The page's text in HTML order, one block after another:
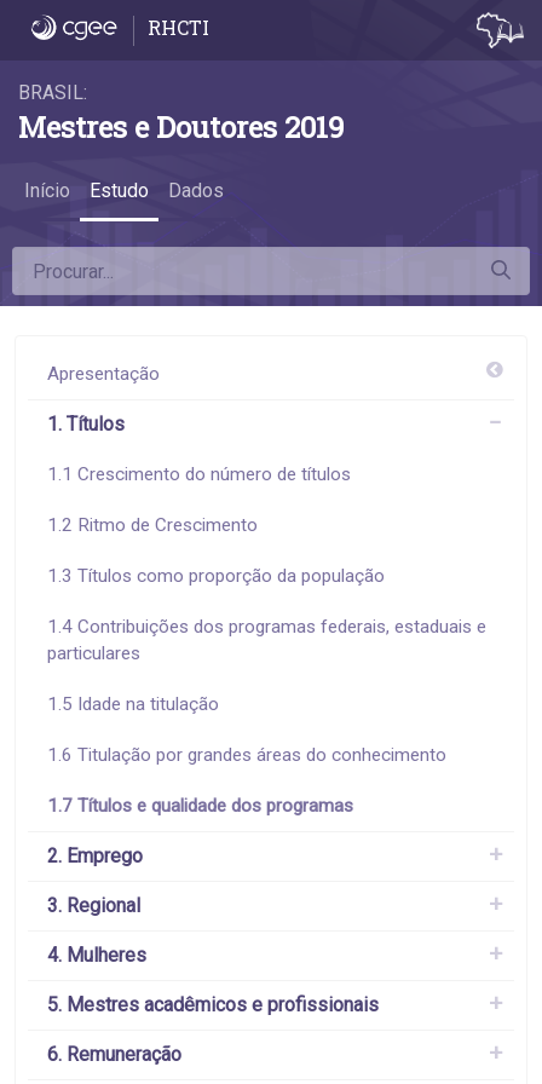
1.7 Títulos e qualidade dos programas -
RHCTI
BRASIL:
Mestres e Doutores 2019
Início Estudo Dados
Apresentação
1. Títulos
1.1 Crescimento do número de títulos
1.2 Ritmo de Crescimento
1.3 Títulos como proporção da população
1.4 Contribuições dos programas federais, estaduais e
particulares
1.5 Idade na titulação
1.6 Titulação por grandes áreas do conhecimento
1.7 Títulos e qualidade dos programas
2. Emprego
3. Regional
4. Mulheres
5. Mestres acadêmicos e profissionais
6. Remuneração